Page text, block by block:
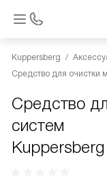
Kuppersberg
Средство для очистки
Средство
систем